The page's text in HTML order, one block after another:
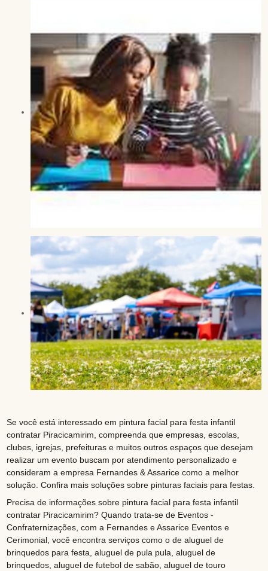
Se você está interessado em pintura facial para festa infantil
contratar Piracicamirim, compreenda que empresas, escolas,
clubes, igrejas, prefeituras e muitos outros espaços que desejam
realizar um evento buscam por atendimento personalizado e
consideram a empresa Fernandes & Assarice como a melhor
solução. Confira mais soluções sobre pinturas faciais para festas.
Precisa de informações sobre pintura facial para festa infantil
contratar Piracicamirim? Quando trata-se de Eventos -
Confraternizações, com a Fernandes e Assarice Eventos e
Cerimonial, você encontra serviços como o de aluguel de
brinquedos para festa, aluguel de pula pula, aluguel de
brinquedos, aluguel de futebol de sabão, aluguel de touro